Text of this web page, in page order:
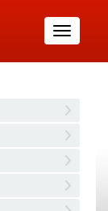
Toggle
navigation